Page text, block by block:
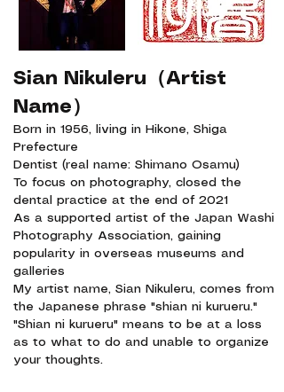
Sian Nikuleru（Artist
Name）
Born in 1956, living in Hikone, Shiga
Prefecture
Dentist (real name: Shimano Osamu)
To focus on photography, closed the
dental practice at the end of 2021
As a supported artist of the Japan Washi
Photography Association, gaining
popularity in overseas museums and
galleries
My artist name, Sian Nikuleru, comes from
the Japanese phrase "shian ni kurueru."
"Shian ni kurueru" means to be at a loss
as to what to do and unable to organize
your thoughts.